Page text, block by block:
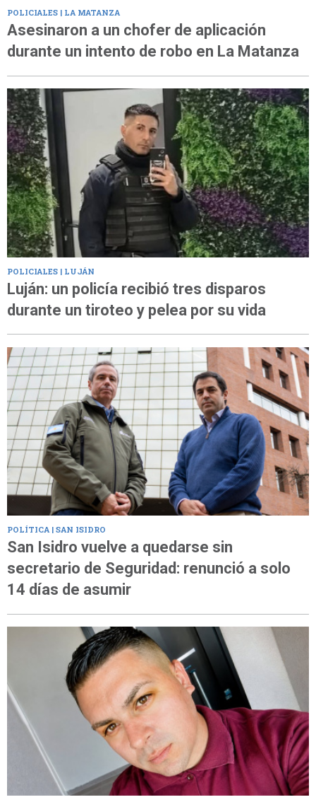
POLICIALES | LA MATANZA
Asesinaron a un chofer de aplicación
durante un intento de robo en La Matanza
POLICIALES | LUJÁN
Luján: un policía recibió tres disparos
durante un tiroteo y pelea por su vida
POLÍTICA | SAN ISIDRO
San Isidro vuelve a quedarse sin
secretario de Seguridad: renunció a solo
14 días de asumir